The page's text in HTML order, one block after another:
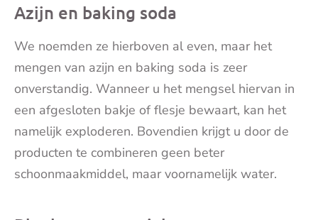
Azijn en baking soda
We noemden ze hierboven al even, maar het
mengen van azijn en baking soda is zeer
onverstandig. Wanneer u het mengsel hiervan in
een afgesloten bakje of flesje bewaart, kan het
namelijk exploderen. Bovendien krijgt u door de
producten te combineren geen beter
schoonmaakmiddel, maar voornamelijk water.